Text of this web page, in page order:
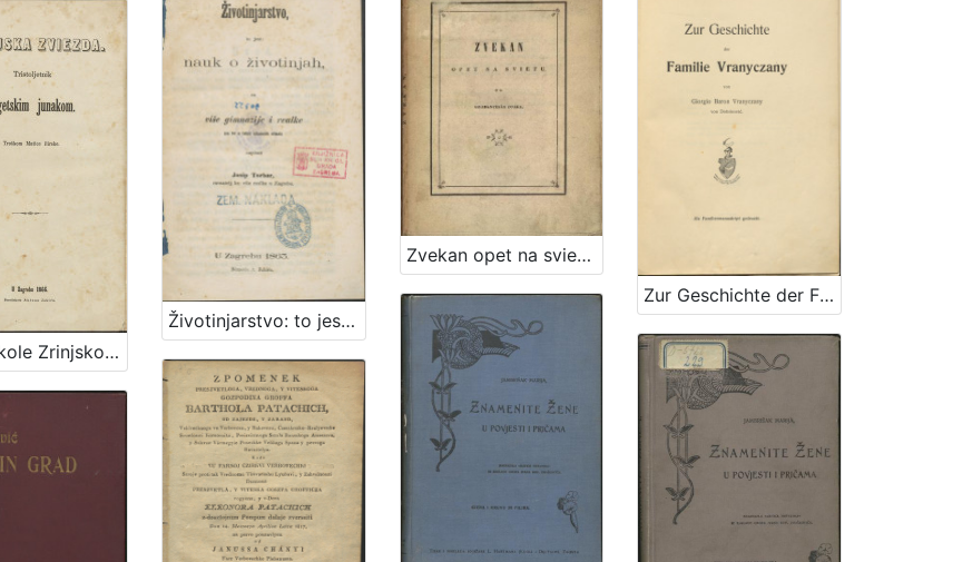
Život Nikole Zrinjskog sigetskog junaka / nacrtao M. Mesić
Životinjarstvo: to jest nauk o životinjah : za više gimnazije i realke : (sa 34 u tekst utisnutih slikah) / napisao Josip Torbar
Zvekan opet na svietu / od Grabanciaša djaka.
Zur Geschichte der Familie Vranyczany : als Familienmanuskript gedruckt / von Giorgio Baron Vranyczany von Dobinović